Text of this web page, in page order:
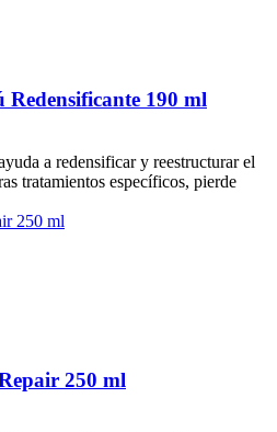
190 ml
a redensificar y reestructurar el
tratamientos específicos, pierde
250 ml